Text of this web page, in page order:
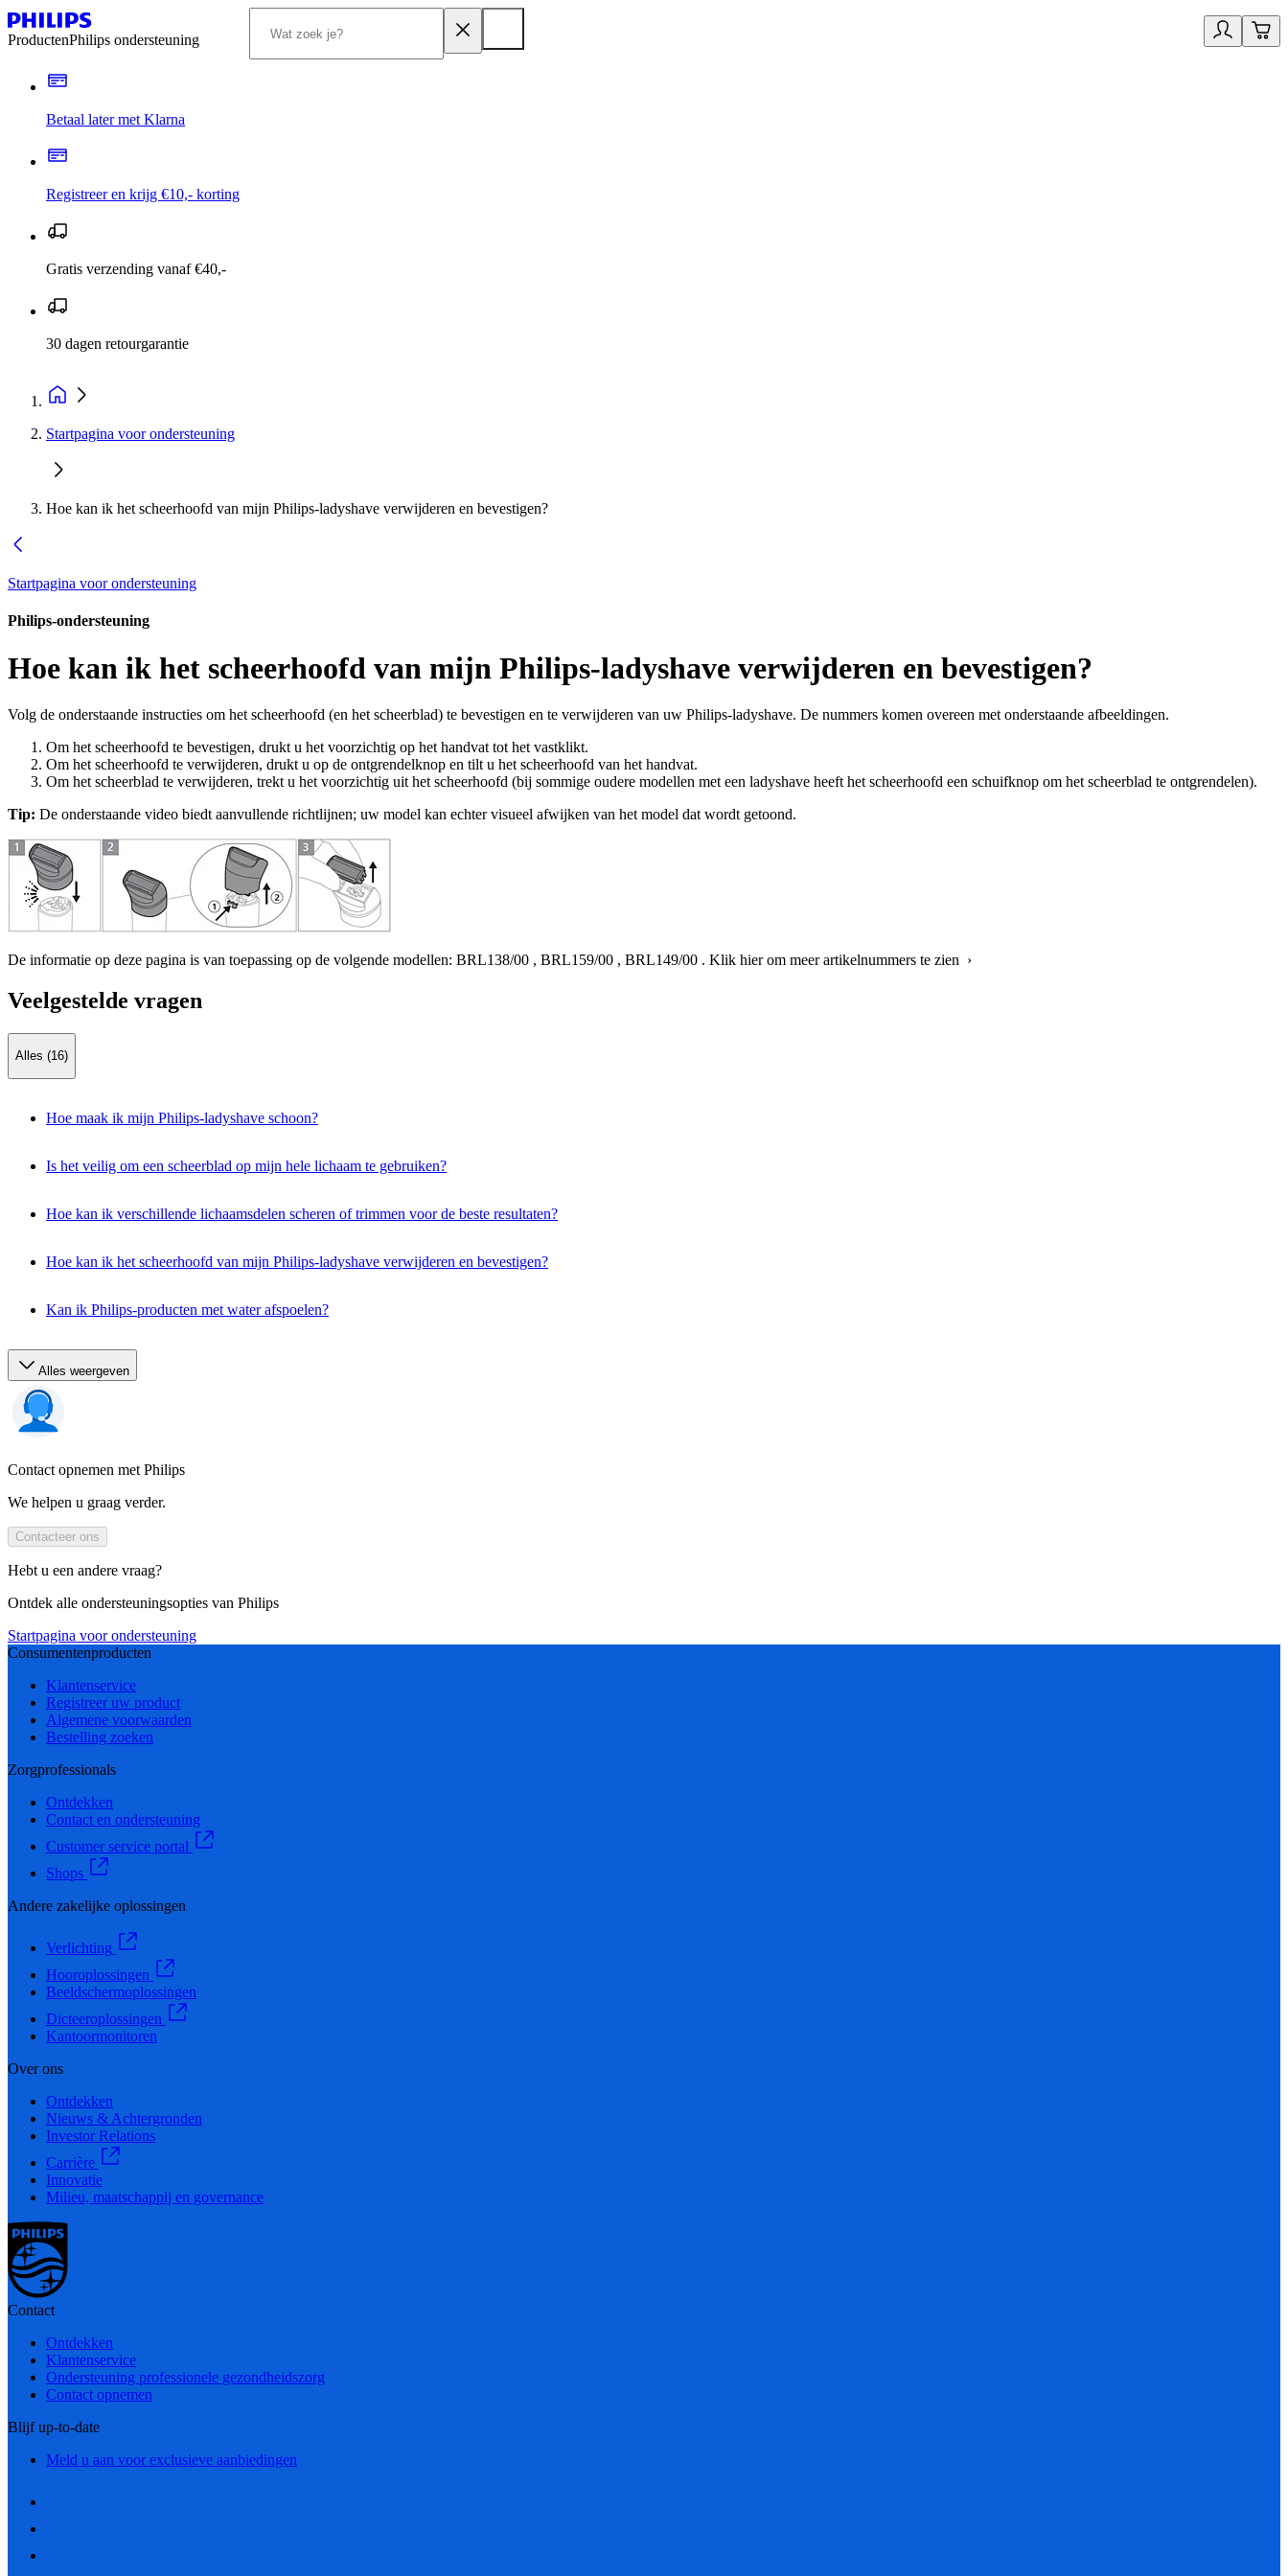
ProductenPhilips ondersteuning
Betaal later met Klarna
Registreer en krijg €10,- korting
Gratis verzending vanaf €40,-
30 dagen retourgarantie
Startpagina voor ondersteuning
Hoe kan ik het scheerhoofd van mijn Philips-ladyshave verwijderen en bevestigen?
Startpagina voor ondersteuning
Philips-ondersteuning
Hoe kan ik het scheerhoofd van mijn Philips-ladyshave verwijderen en bevestigen?
Volg de onderstaande instructies om het scheerhoofd (en het scheerblad) te bevestigen en te verwijderen van uw Philips-ladyshave. De nummers komen overeen met onderstaande afbeeldingen.
Om het scheerhoofd te bevestigen, drukt u het voorzichtig op het handvat tot het vastklikt.
Om het scheerhoofd te verwijderen, drukt u op de ontgrendelknop en tilt u het scheerhoofd van het handvat.
Om het scheerblad te verwijderen, trekt u het voorzichtig uit het scheerhoofd (bij sommige oudere modellen met een ladyshave heeft het scheerhoofd een schuifknop om het scheerblad te ontgrendelen).
Tip: De onderstaande video biedt aanvullende richtlijnen; uw model kan echter visueel afwijken van het model dat wordt getoond.
De informatie op deze pagina is van toepassing op de volgende modellen: BRL138/00 , BRL159/00 , BRL149/00 . Klik hier om meer artikelnummers te zien ›
Veelgestelde vragen
Alles (16)
Hoe maak ik mijn Philips-ladyshave schoon?
Is het veilig om een scheerblad op mijn hele lichaam te gebruiken?
Hoe kan ik verschillende lichaamsdelen scheren of trimmen voor de beste resultaten?
Hoe kan ik het scheerhoofd van mijn Philips-ladyshave verwijderen en bevestigen?
Kan ik Philips-producten met water afspoelen?
Alles weergeven
Contact opnemen met Philips
We helpen u graag verder.
Contacteer ons
Hebt u een andere vraag?
Ontdek alle ondersteuningsopties van Philips
Startpagina voor ondersteuning
Consumentenproducten
Klantenservice
Registreer uw product
Algemene voorwaarden
Bestelling zoeken
Zorgprofessionals
Ontdekken
Contact en ondersteuning
Customer service portal
Shops
Andere zakelijke oplossingen
Verlichting
Hooroplossingen
Beeldschermoplossingen
Dicteeroplossingen
Kantoormonitoren
Over ons
Ontdekken
Nieuws & Achtergronden
Investor Relations
Carrière
Innovatie
Milieu, maatschappij en governance
Contact
Ontdekken
Klantenservice
Ondersteuning professionele gezondheidszorg
Contact opnemen
Blijf up-to-date
Meld u aan voor exclusieve aanbiedingen